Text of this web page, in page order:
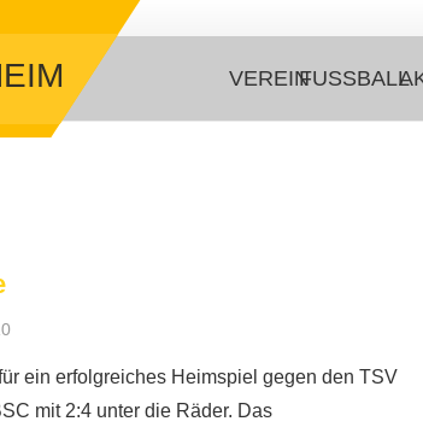
VEREINFUSSBALL
ein erfolgreiches Heimspiel gegen den TSV
mit 2:4 unter die Räder. Das